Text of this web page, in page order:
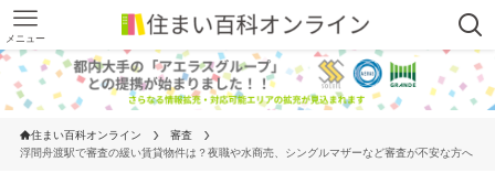
メニュー
住まい百科オンライン
審査
浮間舟渡駅で審査の緩い賃貸物件は？夜職や水商売、シングルマザーなど審査が不安な方へ